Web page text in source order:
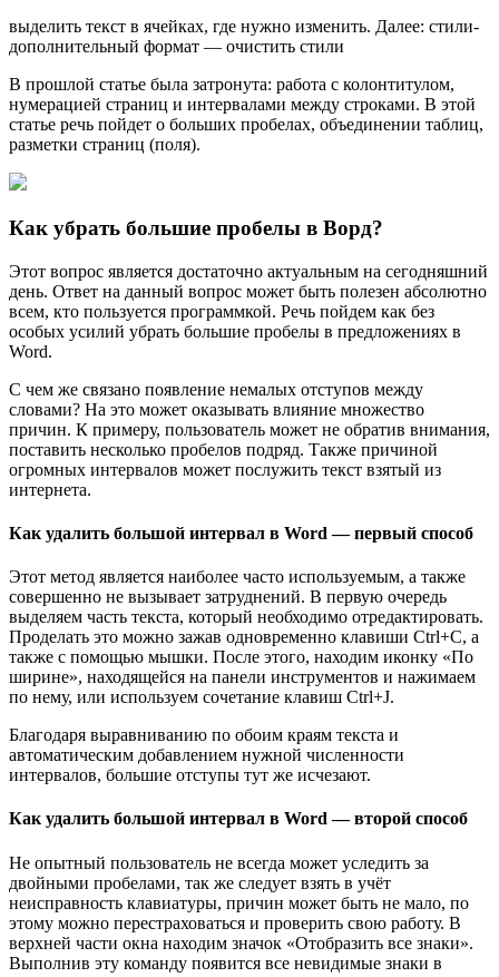
выделить текст в ячейках, где нужно изменить. Далее: стили-
дополнительный формат — очистить стили
В прошлой статье была затронута: работа с колонтитулом,
нумерацией страниц и интервалами между строками. В этой
статье речь пойдет о больших пробелах, объединении таблиц,
разметки страниц (поля).
Как убрать большие пробелы в Ворд?
Этот вопрос является достаточно актуальным на сегодняшний
день. Ответ на данный вопрос может быть полезен абсолютно
всем, кто пользуется программкой. Речь пойдем как без
особых усилий убрать большие пробелы в предложениях в
Word.
С чем же связано появление немалых отступов между
словами? На это может оказывать влияние множество
причин. К примеру, пользователь может не обратив внимания,
поставить несколько пробелов подряд. Также причиной
огромных интервалов может послужить текст взятый из
интернета.
Как удалить большой интервал в Word — первый способ
Этот метод является наиболее часто используемым, а также
совершенно не вызывает затруднений. В первую очередь
выделяем часть текста, который необходимо отредактировать.
Проделать это можно зажав одновременно клавиши Ctrl+C, а
также с помощью мышки. После этого, находим иконку «По
ширине», находящейся на панели инструментов и нажимаем
по нему, или используем сочетание клавиш Ctrl+J.
Благодаря выравниванию по обоим краям текста и
автоматическим добавлением нужной численности
интервалов, большие отступы тут же исчезают.
Как удалить большой интервал в Word — второй способ
Не опытный пользователь не всегда может уследить за
двойными пробелами, так же следует взять в учёт
неисправность клавиатуры, причин может быть не мало, по
этому можно перестраховаться и проверить свою работу. В
верхней части окна находим значок «Отобразить все знаки».
Выполнив эту команду появится все невидимые знаки в